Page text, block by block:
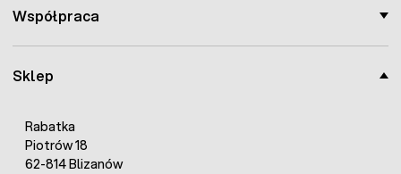
Sklep
Rabatka
Piotrów 18
62-814 Blizanów
Współpraca